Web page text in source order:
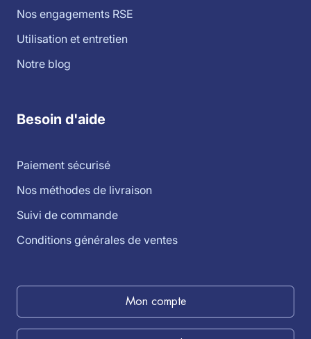
Nos engagements RSE
Utilisation et entretien
Notre blog
Besoin d'aide
Paiement sécurisé
Nos méthodes de livraison
Suivi de commande
Conditions générales de ventes
Mon compte